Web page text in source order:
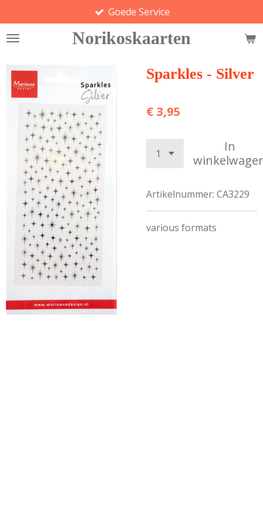
direct
naar
hoofdinhoud
Norikoskaarten
Goede Service
Sparkles - Silver
€ 3,95
In
Artikelnummer: CA3229
various formats